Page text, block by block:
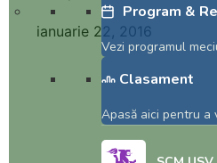
Program &
Vezi programul
Clasament
Apasă aici pentru a
ianuarie 22, 2016
In
europene
etapa